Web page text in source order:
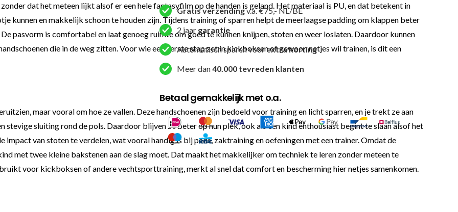
Gratis verzendingv.a. €75,- NL/BE
2 jaar garantie
Automatisch sparen voorextra korting
Meer dan40.000 tevreden klanten
Betaal gemakkelijk met o.a.
dat het meteen lijkt alsof er een hele fantasyfilm op de handen is geland. Het materiaal is PU, en dat betekent in
kunnen en makkelijk schoon te houden zijn. Tijdens training of sparren helpt de meerlaagse padding om klappen beter
pasvorm is comfortabel en laat genoeg ruimte om goed te kunnen knijpen, stoten en weer loslaten. Daardoor kunnen
die in de weg zitten. Voor wie een eerste stap zet in kickboksen of gewoon netjes wil trainen, is dit een
maar vooral om hoe ze vallen. Deze handschoenen zijn bedoeld voor training en licht sparren, en je trekt ze aan
stevige sluiting rond de pols. Daardoor blijven ze beter op hun plek, ook als een kind enthousiast begint te slaan alsof het
van stoten te verdelen, wat vooral handig is bij pads, zaktraining en oefeningen met een trainer. Omdat de
met twee kleine bakstenen aan de slag moet. Dat maakt het makkelijker om techniek te leren zonder meteen te
voor kickboksen of andere vechtsporttraining, merkt al snel dat comfort en bescherming hier netjes samenkomen.